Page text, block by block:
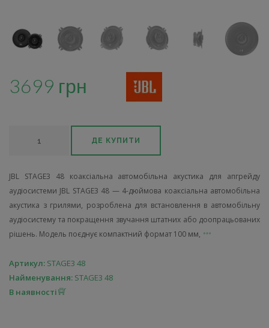
3699 грн
ДЕ КУПИТИ
JBL STAGE3 48 коаксіальна автомобільна акустика для апгрейду
аудіосистеми JBL STAGE3 48 — 4-дюймова коаксіальна автомобільна
акустика з грилями, розроблена для встановлення в автомобільну
аудіосистему та покращення звучання штатних або доопрацьованих
рішень. Модель поєднує компактний формат 100 мм,
Артикул: STAGE3 48
Найменування: STAGE3 48
В наявності